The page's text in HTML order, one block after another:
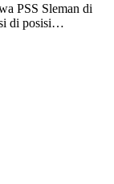
PSS Sleman di
di posisi…